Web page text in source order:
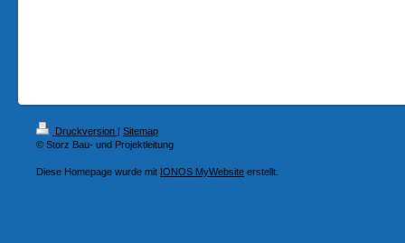
Druckversion | Sitemap
© Storz Bau- und Projektleitung
Diese Homepage wurde mit IONOS MyWebsite erstellt.